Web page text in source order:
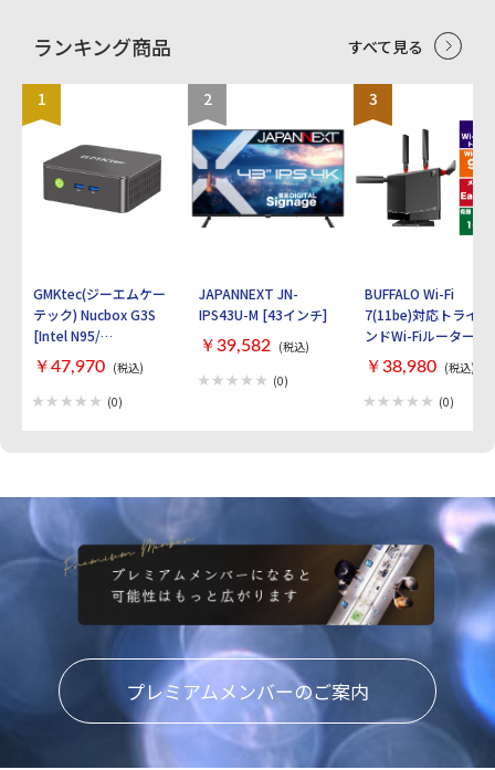
308x14.5x223 mm 質量：約1.27kg OS：
Windows 11 Home 64bit Office：
な付属品：ACアダプター、電源コード、
Office ライセンスカード
ランキング商品 すべて見る
1
GMKtec(ジーエムケー
テック) Nucbox G3S
[Intel N95/
RAM:16GB/
SSD:512GB/ Windows
11 Pro]
￥47,970 (税込)
(0)
2
JAPANNEXT JN-
IPS43U-M [43インチ]
￥39,582 (税込)
(0)
3
BUFFALO Wi-Fi
7(11be)対応トライバ
ンドWi-Fiルーター
AirStation
WXR9300BE6P [ブラ
ック]
￥38,980 (税込)
(0)
プレミアムメンバーのご案内